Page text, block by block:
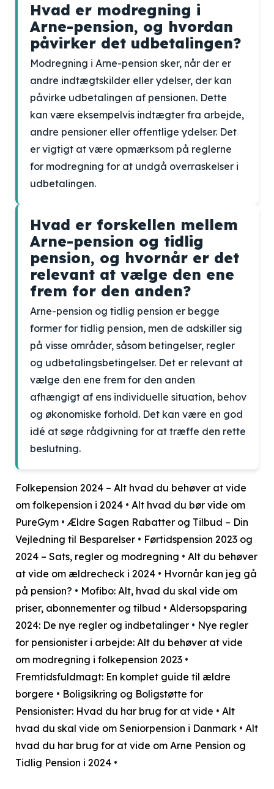
Hvad er modregning i
Arne-pension, og hvordan
påvirker det udbetalingen?
Modregning i Arne-pension sker, når der er
andre indtægtskilder eller ydelser, der kan
påvirke udbetalingen af pensionen. Dette
kan være eksempelvis indtægter fra arbejde,
andre pensioner eller offentlige ydelser. Det
er vigtigt at være opmærksom på reglerne
for modregning for at undgå overraskelser i
udbetalingen.
Hvad er forskellen mellem
Arne-pension og tidlig
pension, og hvornår er det
relevant at vælge den ene
frem for den anden?
Arne-pension og tidlig pension er begge
former for tidlig pension, men de adskiller sig
på visse områder, såsom betingelser, regler
og udbetalingsbetingelser. Det er relevant at
vælge den ene frem for den anden
afhængigt af ens individuelle situation, behov
og økonomiske forhold. Det kan være en god
idé at søge rådgivning for at træffe den rette
beslutning.
Folkepension 2024 – Alt hvad du behøver at vide
om folkepension i 2024 • Alt hvad du bør vide om
PureGym •Ældre Sagen Rabatter og Tilbud – Din
Vejledning til Besparelser • Førtidspension 2023 og
2024 – Sats, regler og modregning • Alt du behøver
at vide om ældrecheck i 2024 • Hvornår kan jeg gå
på pension? • Mofibo: Alt, hvad du skal vide om
priser, abonnementer og tilbud • Aldersopsparing
2024: De nye regler og indbetalinger • Nye regler
for pensionister i arbejde: Alt du behøver at vide
om modregning i folkepension 2023 •
Fremtidsfuldmagt: En komplet guide til ældre
borgere • Boligsikring og Boligstøtte for
Pensionister: Hvad du har brug for at vide • Alt
hvad du skal vide om Seniorpension i Danmark • Alt
hvad du har brug for at vide om Arne Pension og
Tidlig Pension i 2024 •